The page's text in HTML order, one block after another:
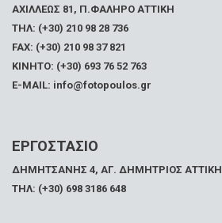
ΑΧΙΛΛΕΩΣ 81, Π.ΦΑΛΗΡΟ ΑΤΤΙΚΗ
ΤΗΛ: (+30) 210 98 28 736
FAX: (+30) 210 98 37 821
ΚΙΝΗΤΟ: (+30) 693 76 52 763
E-MAIL: info@fotopoulos.gr
ΕΡΓΟΣΤΑΣΙΟ
ΔΗΜΗΤΣΑΝΗΣ 4, ΑΓ. ΔΗΜΗΤΡΙΟΣ ΑΤΤΙΚΗ
ΤΗΛ: (+30) 698 3186 648